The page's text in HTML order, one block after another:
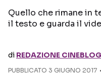
GOSSIP E CURIOSITÀ
Quello che rimane in
il testo e guarda il
di REDAZIONE CINEBLOG
PUBBLICATO 3 GIUGNO 2017